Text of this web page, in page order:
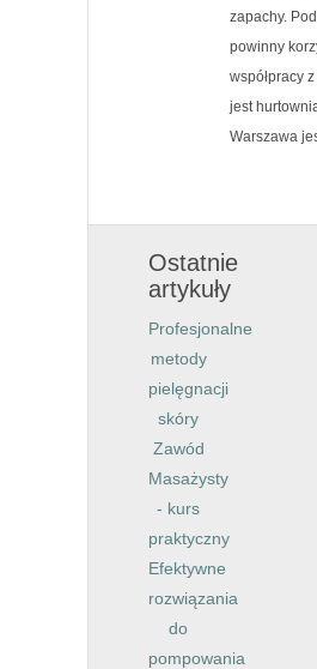
zapachy.
powinny
współpracy
jest
Warszawa
Ostatnie
artykuły
Profesjonalne
metody
pielęgnacji
skóry
Zawód
Masażysty
- kurs
praktyczny
Efektywne
rozwiązania
do
pompowania